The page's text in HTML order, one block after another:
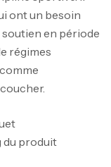
ont un besoin
soutien en période
régimes
du produit